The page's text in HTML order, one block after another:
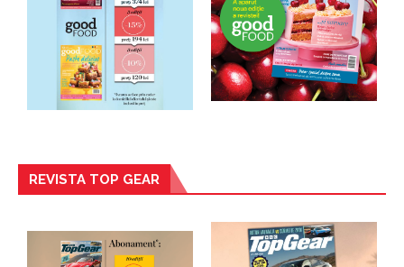
REVISTA TOP GEAR